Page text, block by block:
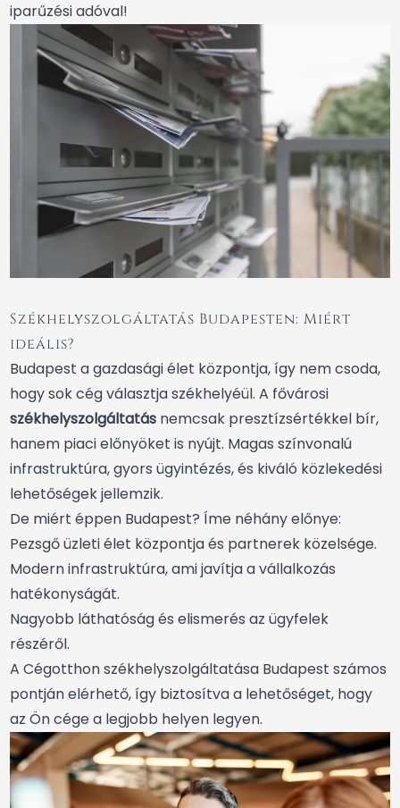
iparűzési adóval!
Székhelyszolgáltatás Budapesten: Miért
ideális?
Budapest a gazdasági élet központja, így nem csoda,
hogy sok cég választja székhelyéül. A fővárosi
székhelyszolgáltatás nemcsak presztízsértékkel bír,
hanem piaci előnyöket is nyújt. Magas színvonalú
infrastruktúra, gyors ügyintézés, és kiváló közlekedési
lehetőségek jellemzik.
De miért éppen Budapest? Íme néhány előnye:
Pezsgő üzleti élet központja és partnerek közelsége.
Modern infrastruktúra, ami javítja a vállalkozás
hatékonyságát.
Nagyobb láthatóság és elismerés az ügyfelek
részéről.
A Cégotthon székhelyszolgáltatása Budapest számos
pontján elérhető, így biztosítva a lehetőséget, hogy
az Ön cége a legjobb helyen legyen.